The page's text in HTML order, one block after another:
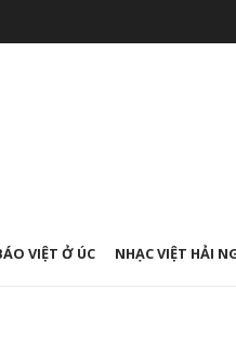
VIỆT Ở ÚC NHẠC VIỆT HẢI